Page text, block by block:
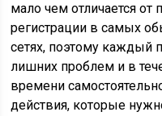
мало чем отличается
регистрации в самых
сетях, поэтому каждый
лишних проблем и в
времени
действия, которые